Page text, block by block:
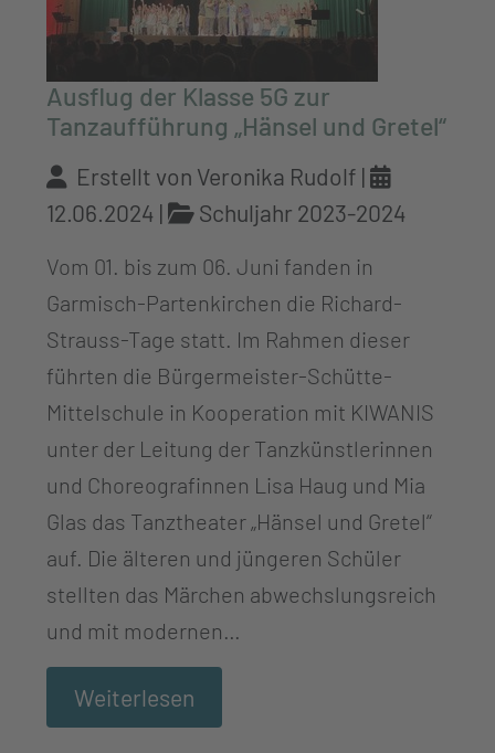
Ausflug der Klasse 5G zur
Tanzaufführung „Hänsel und Gretel“
Erstellt von Veronika Rudolf |
12.06.2024 | Schuljahr 2023-2024
Vom 01. bis zum 06. Juni fanden in
Garmisch-Partenkirchen die Richard-
Strauss-Tage statt. Im Rahmen dieser
führten die Bürgermeister-Schütte-
Mittelschule in Kooperation mit KIWANIS
unter der Leitung der Tanzkünstlerinnen
und Choreografinnen Lisa Haug und Mia
Glas das Tanztheater „Hänsel und Gretel“
auf. Die älteren und jüngeren Schüler
stellten das Märchen abwechslungsreich
und mit modernen…
Weiterlesen